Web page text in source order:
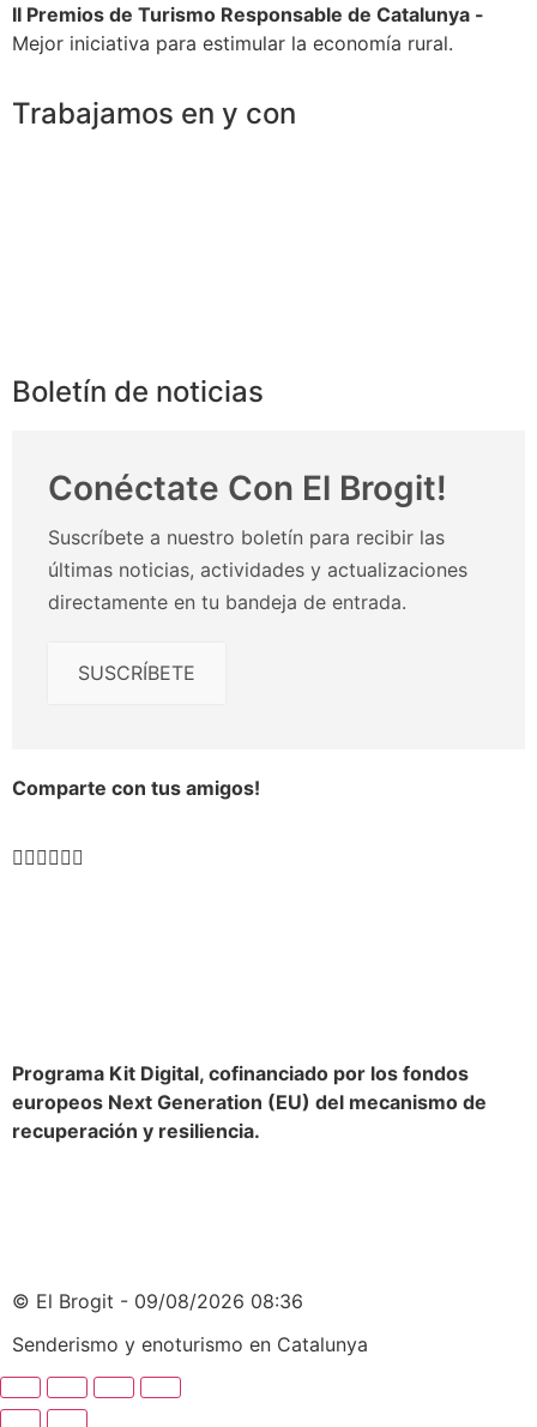
II Premios de Turismo Responsable de Catalunya -
Mejor iniciativa para estimular la economía rural.
Trabajamos en y con
Boletín de noticias
Conéctate Con El Brogit!
Suscríbete a nuestro boletín para recibir las
últimas noticias, actividades y actualizaciones
directamente en tu bandeja de entrada.
SUSCRÍBETE
Comparte con tus amigos!
Programa Kit Digital, cofinanciado por los fondos
europeos Next Generation (EU) del mecanismo de
recuperación y resiliencia.
© El Brogit - 09/08/2026 08:36
Senderismo y enoturismo en Catalunya